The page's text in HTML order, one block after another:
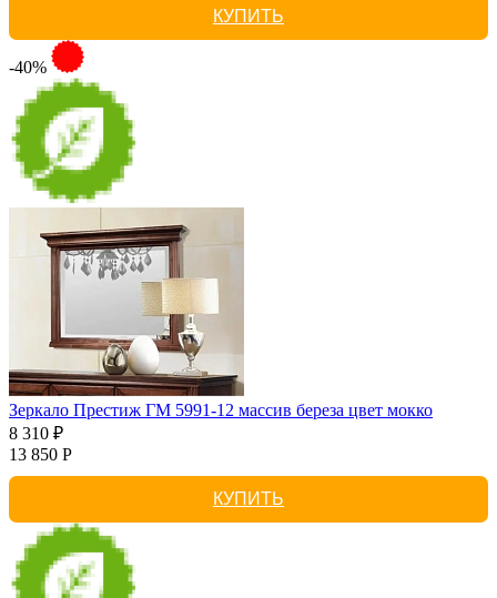
КУПИТЬ
-40%
Зеркало Престиж ГМ 5991-12 массив береза цвет мокко
8 310 ₽
13 850 Р
КУПИТЬ